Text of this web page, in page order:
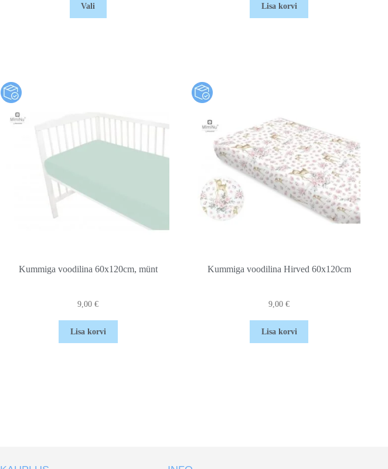
Vali Lisa korvi
Kummiga voodilina 60x120cm, münt
9,00€
Lisa korvi
Kummiga voodilina Hirved 60x120cm
9,00€
Lisa korvi